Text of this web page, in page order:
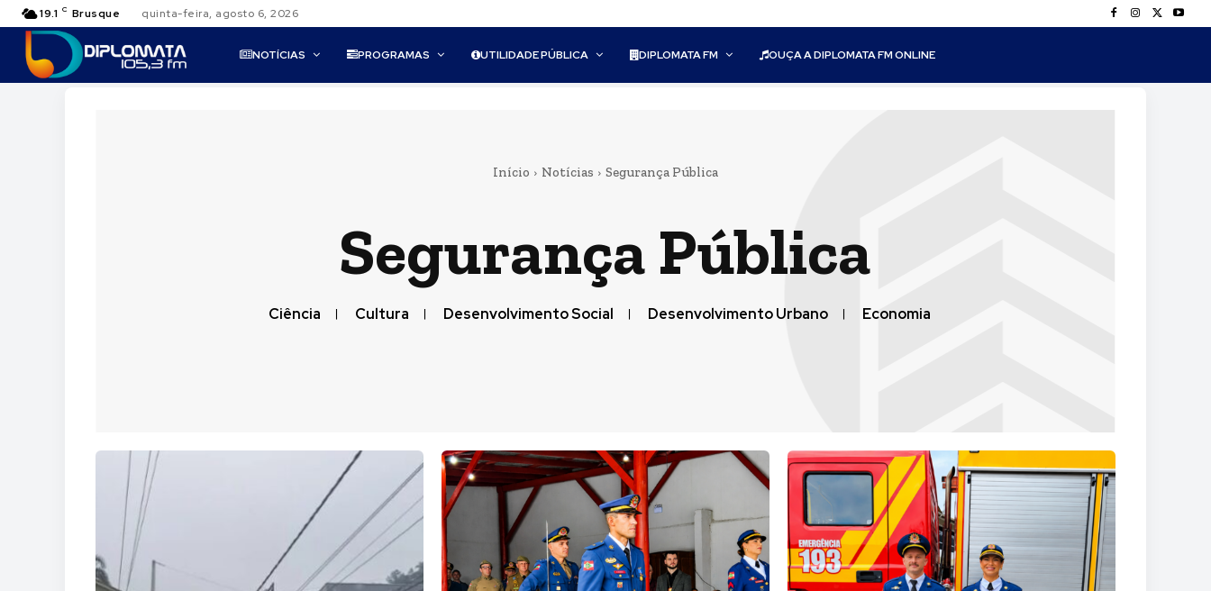
19.1 C Brusque quinta-feira, agosto 6, 2026
NOTÍCIAS PROGRAMAS UTILIDADE PÚBLICA DIPLOMATA FM OUÇA A DIPLOMATA FM ONLINE
Início Notícias Segurança Pública
Segurança Pública
Ciência Cultura Desenvolvimento Social Desenvolvimento Urbano Economia